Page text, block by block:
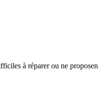
à réparer ou ne